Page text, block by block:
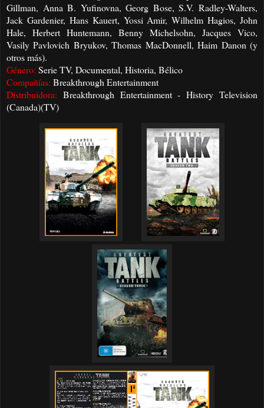
Gillman, Anna B. Yufinovna, Georg Bose, S.V. Radley-Walters,
Jack Gardenier, Hans Kauert, Yossi Amir, Wilhelm Hagios, John
Hale, Herbert Huntemann, Benny Michelsohn, Jacques Vico,
Vasily Pavlovich Bryukov, Thomas MacDonnell, Haim Danon (y
otros más).
Género: Serie TV, Documental, Historia, Bélico
Compañías: Breakthrough Entertainment
Distribuidora: Breakthrough Entertainment - History Television
(Canada)(TV)